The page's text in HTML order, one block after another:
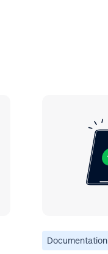
Documentation